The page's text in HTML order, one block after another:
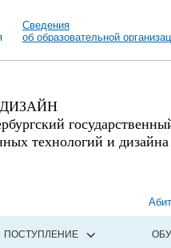
Сведения
об образовательной
технологий и дизайна
ПОСТУПЛЕНИЕ